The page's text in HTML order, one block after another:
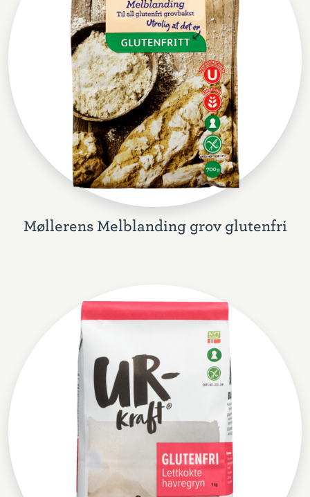
Møllerens Melblanding grov glutenfri